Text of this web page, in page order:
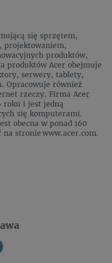
się sprzętem,
projektowaniem,
produktów,
produktów Acer obejmuje
serwery, tablety,
Opracowuje również
rzeczy. Firma Acer
roku i jest jedną
się komputerami.
obecna w ponad 160
stronie www.acer.com.